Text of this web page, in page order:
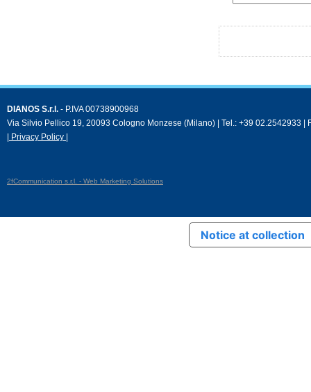
DIANOS S.r.l. - P.IVA 00738900968
Via Silvio Pellico 19, 20093 Cologno Monzese (Milano) | Tel.: +39 02.2542933 |
| Privacy Policy |
2fCommunication s.r.l. - Web Marketing Solutions
Notice at collection